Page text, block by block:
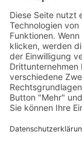
Newsletter
Verpassen
Angebote
Jetzt
Abmeldung